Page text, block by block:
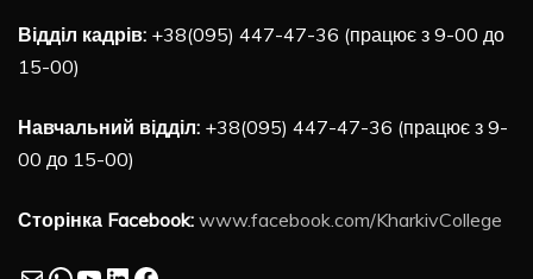
Відділ кадрів: +38(095) 447-47-36 (працює з 9-00 до
15-00)
Навчальний відділ: +38(095) 447-47-36 (працює з 9-
00 до 15-00)
Сторінка Facebook: www.facebook.com/KharkivCollege